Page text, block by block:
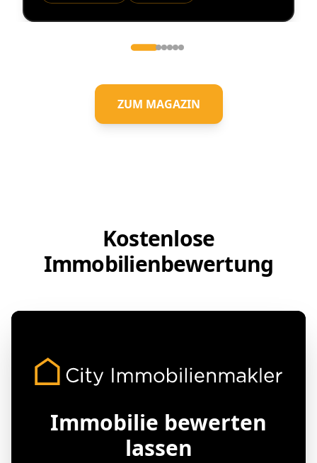
ZUM MAGAZIN
Kostenlose
Immobilienbewertung
Immobilie bewerten
lassen